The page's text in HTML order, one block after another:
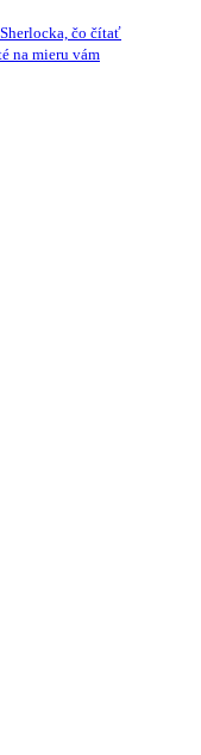
čo čítať
na mieru vám